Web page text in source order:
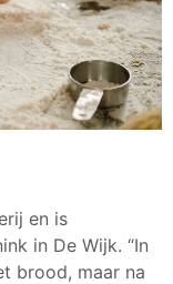
en is
in De Wijk. “In
brood, maar na